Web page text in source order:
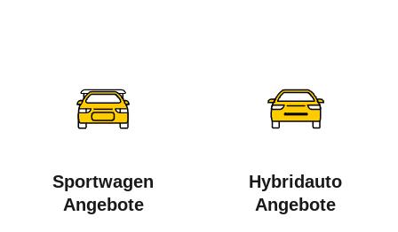
Sportwagen
Angebote
Hybridauto
Angebote